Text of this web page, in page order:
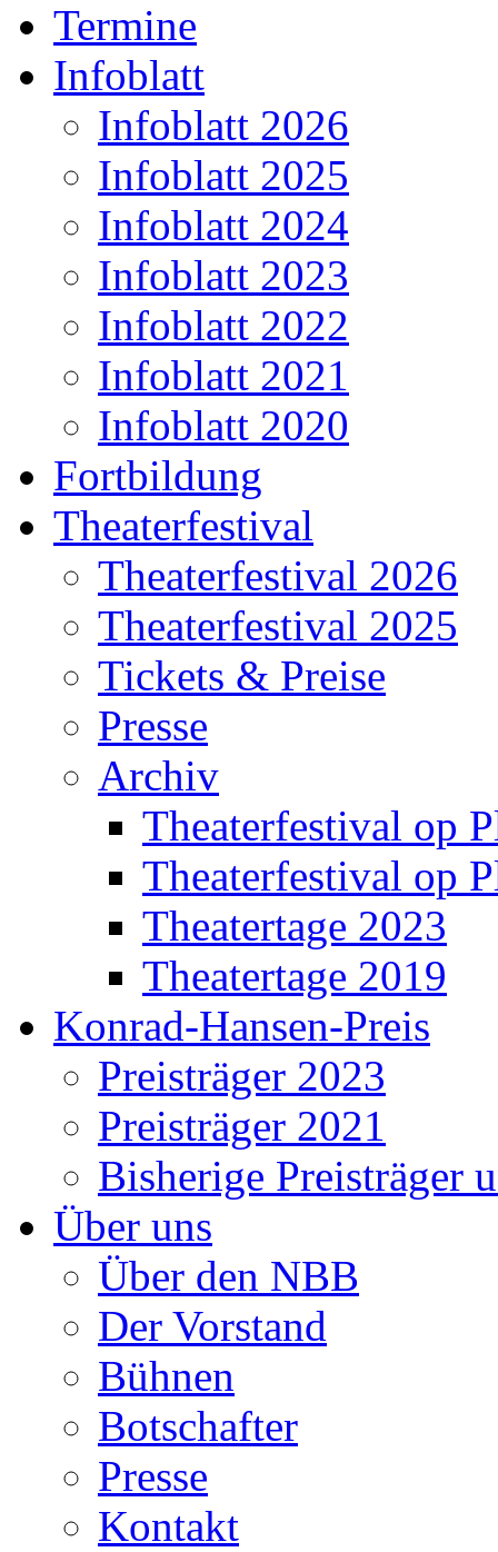
Termine
Infoblatt
Infoblatt 2026
Infoblatt 2025
Infoblatt 2024
Infoblatt 2023
Infoblatt 2022
Infoblatt 2021
Infoblatt 2020
Fortbildung
Theaterfestival
Theaterfestival 2026
Theaterfestival 2025
Tickets & Preise
Presse
Archiv
Theaterfestival op
Theaterfestival op
Theatertage 2023
Theatertage 2019
Konrad-Hansen-Preis
Preisträger 2023
Preisträger 2021
Bisherige Preisträger
Über uns
Über den NBB
Der Vorstand
Bühnen
Botschafter
Presse
Kontakt